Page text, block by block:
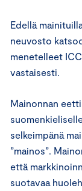
Edellä
neuvosto
menetelleet
vastaisesti.
Mainonnan
selkeimpänä
”mainos”.
että
suotavaa